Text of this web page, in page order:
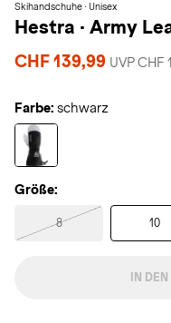
Skihandschuhe · Unisex
Hestra · Army
CHF 139,99 UVP CHF
Farbe: schwarz
Größe:
8 10
IN